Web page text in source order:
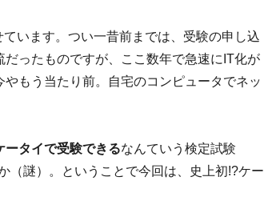
います。つい一昔前までは、受験の申し込
ったものですが、ここ数年で急速にIT化が
もう当たり前。自宅のコンピュータでネッ
ータイで受験できるなんていう検定試験
謎）。ということで今回は、史上初!?ケー